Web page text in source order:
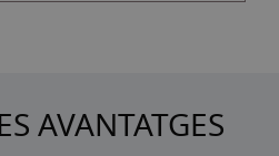
AVANTATGES